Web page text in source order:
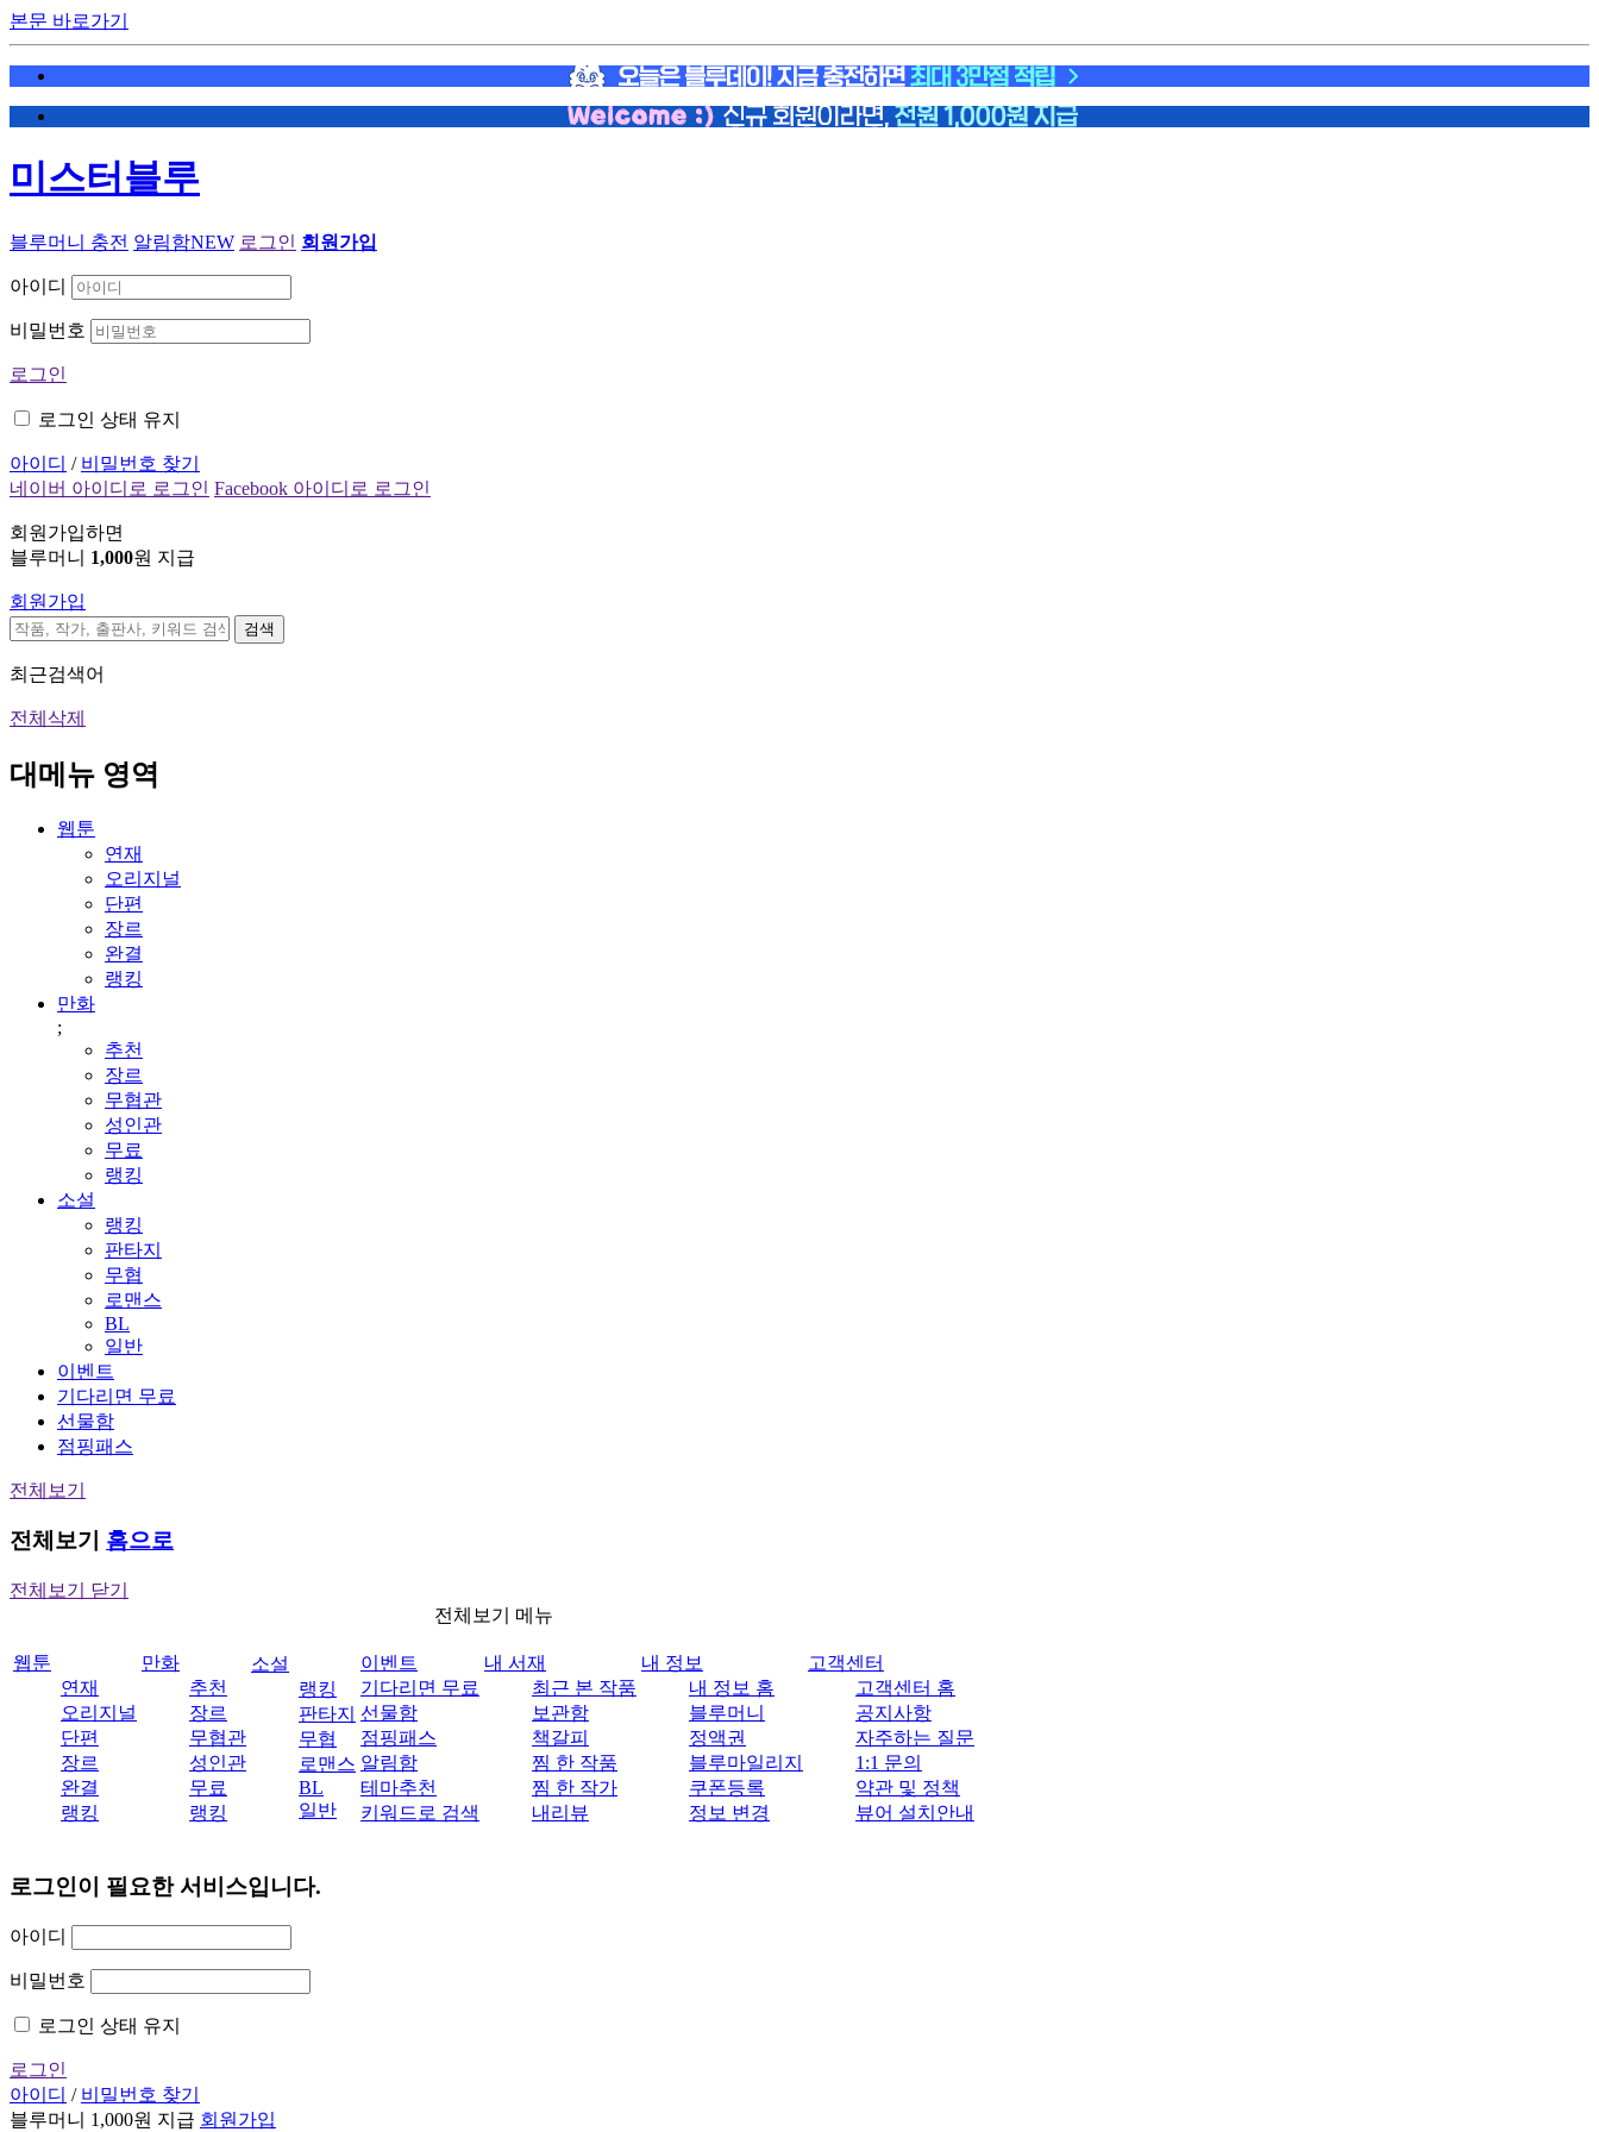
본문 바로가기
미스터블루
블루머니 충전 알림함NEW 로그인 회원가입
아이디
비밀번호
로그인
로그인 상태 유지
아이디 / 비밀번호 찾기
네이버 아이디로 로그인 Facebook 아이디로 로그인
회원가입하면
블루머니 1,000원 지급
회원가입
검색
최근검색어
전체삭제
대메뉴 영역
웹툰
연재
오리지널
단편
장르
완결
랭킹
만화
;
추천
장르
무협관
성인관
무료
랭킹
소설
랭킹
판타지
무협
로맨스
BL
일반
이벤트
기다리면 무료
선물함
점핑패스
전체보기
전체보기 홈으로
전체보기 닫기
전체보기 메뉴
웹툰
연재
오리지널
단편
장르
완결
랭킹
만화
추천
장르
무협관
성인관
무료
랭킹
소설
랭킹
판타지
무협
로맨스
BL
일반
이벤트
기다리면 무료
선물함
점핑패스
알림함
테마추천
키워드로 검색
내 서재
최근 본 작품
보관함
책갈피
찜 한 작품
찜 한 작가
내리뷰
내 정보
내 정보 홈
블루머니
정액권
블루마일리지
쿠폰등록
정보 변경
고객센터
고객센터 홈
공지사항
자주하는 질문
1:1 문의
약관 및 정책
뷰어 설치안내
로그인이 필요한 서비스입니다.
아이디
비밀번호
로그인 상태 유지
로그인
아이디 / 비밀번호 찾기
블루머니 1,000원 지급 회원가입